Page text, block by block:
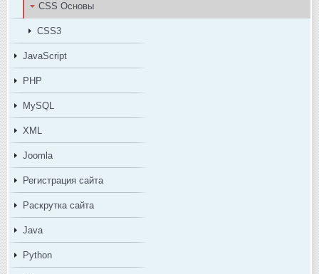
CSS Основы
CSS3
JavaScript
PHP
MySQL
XML
Joomla
Регистрация сайта
Раскрутка сайта
Java
Python